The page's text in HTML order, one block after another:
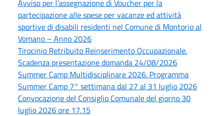
Avviso per l’assegnazione di Voucher per la
partecipazione alle spese per vacanze ed attività
sportive di disabili residenti nel Comune di Montorio al
Vomano – Anno 2026
Tirocinio Retribuito Reinserimento Occupazionale.
Scadenza presentazione domanda 24/08/2026
Summer Camp Multidisciplinare 2026. Programma
Summer Camp 7° settimana dal 27 al 31 luglio 2026
Convocazione del Consiglio Comunale del giorno 30
luglio 2026 ore 17.15